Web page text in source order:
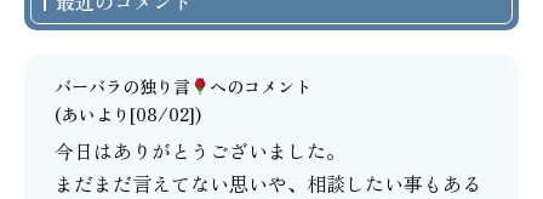
バーバラの独り言
へのコメント
(あいより[08/02])
今日はありがとうございました。
まだまだ言えてない思いや、相談したい事もある